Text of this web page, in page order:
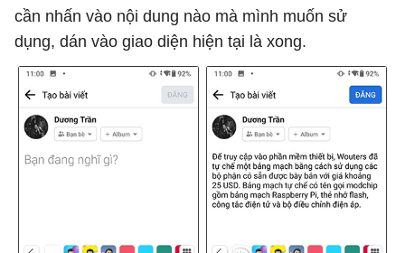
cần nhấn vào nội dung nào mà mình muốn sử
dụng, dán vào giao diện hiện tại là xong.